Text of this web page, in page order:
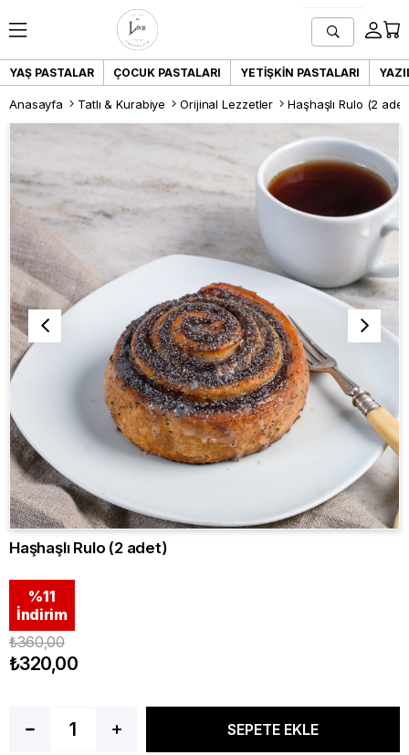
YAŞ PASTALAR ÇOCUK PASTALARI YETIŞKIN PASTALARI
Anasayfa Tatlı & Kurabiye Orijinal Lezzetler Haşhaşlı Rulo (2
Haşhaşlı Rulo (2 adet)
%11
İndirim
₺360,00
₺320,00